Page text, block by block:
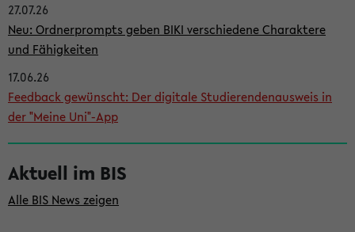
e
i
s
t
e
27.07.26
Neu: Ordnerprompts geben BIKI verschiedene Charaktere
und Fähigkeiten
17.06.26
Feedback gewünscht: Der digitale Studierendenausweis in
der "Meine Uni"-App
Aktuell im BIS
Alle BIS News zeigen